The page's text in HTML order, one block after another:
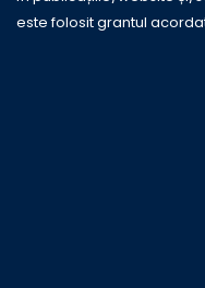
este folosit grantul